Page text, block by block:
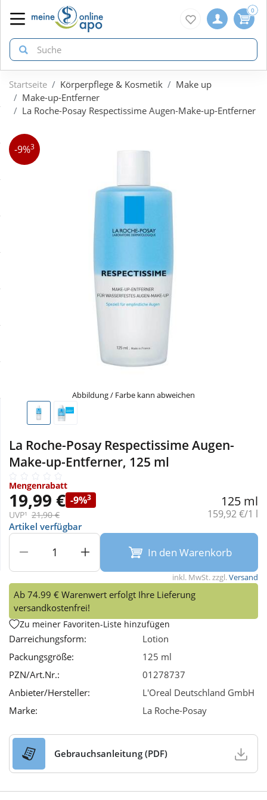
zurück
Aktuelle Coupons
zurück
Arzneimittel
Körperpflege & Kosmetik
Natur & Homöopathie
Sanitätshaus
Sport & Fitness
Tierbedarf
zurück
1A Pharma
0
Startseite Körperpflege & Kosmetik
Make up
Make-up-Entferner
La Roche-Posay Respectissime Augen-Make-up-Entferner
-9%3
Abbildung / Farbe kann abweichen
La Roche-Posay Respectissime Augen-
Make-up-Entferner, 125 ml
Mengenrabatt
19,99 € -9%3
UVP¹ 21,90 €
125 ml
Grundpreis:
159,92 €/1 l
Artikel verfügbar
In den Warenkorb
inkl. MwSt. zzgl.Versand
Ab 74.99 € Warenwert erfolgt Ihre Lieferung
versandkostenfrei!
Zu meiner Favoriten-Liste hinzufügen
Darreichungsform:
Lotion
Packungsgröße:
125 ml
PZN/Art.Nr.:
01278737
Anbieter/Hersteller:
L'Oreal Deutschland GmbH
Marke:
La Roche-Posay
Gebrauchsanleitung (PDF)